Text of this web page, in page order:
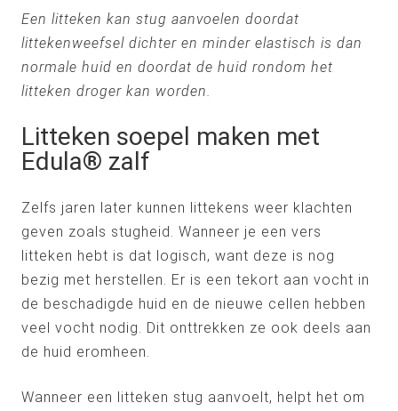
Een litteken kan stug aanvoelen doordat
littekenweefsel dichter en minder elastisch is dan
normale huid en doordat de huid rondom het
litteken droger kan worden.
Litteken soepel maken met
Edula® zalf
Zelfs jaren later kunnen littekens weer klachten
geven zoals stugheid. Wanneer je een vers
litteken hebt is dat logisch, want deze is nog
bezig met herstellen. Er is een tekort aan vocht in
de beschadigde huid en de nieuwe cellen hebben
veel vocht nodig. Dit onttrekken ze ook deels aan
de huid eromheen.
Wanneer een litteken stug aanvoelt, helpt het om